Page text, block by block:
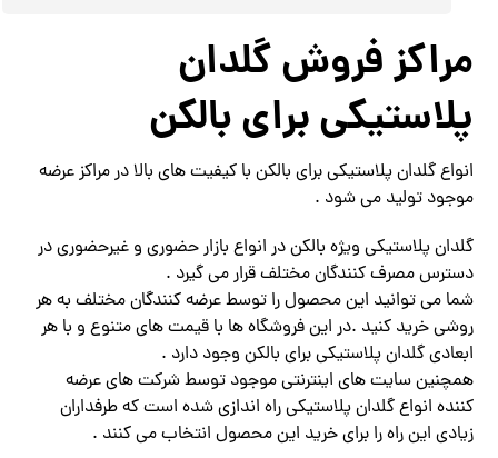
مراکز فروش گلدان
پلاستیکی برای بالکن
انواع گلدان پلاستیکی برای بالکن با کیفیت های بالا در مراکز عرضه
موجود تولید می شود .
گلدان پلاستیکی ویژه بالکن در انواع بازار حضوری و غیرحضوری در
دسترس مصرف کنندگان مختلف قرار می گیرد .
شما می توانید این محصول را توسط عرضه کنندگان مختلف به هر
روشی خرید کنید .در این فروشگاه ها با قیمت های متنوع و با هر
ابعادی گلدان پلاستیکی برای بالکن وجود دارد .
همچنین سایت های اینترنتی موجود توسط شرکت های عرضه
کننده انواع گلدان پلاستیکی راه اندازی شده است که طرفداران
زیادی این راه را برای خرید این محصول انتخاب می کنند .